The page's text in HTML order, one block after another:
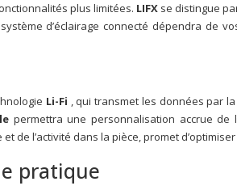
plus limitées. LIFX se distingue
d’éclairage connecté dépendra de
Li-Fi , qui transmet les données par
permettra une personnalisation accrue de
l’activité dans la pièce, promet
pratique